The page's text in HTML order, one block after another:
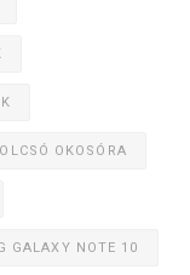
OLCSÓ OKOSÓRA
GALAXY NOTE 10